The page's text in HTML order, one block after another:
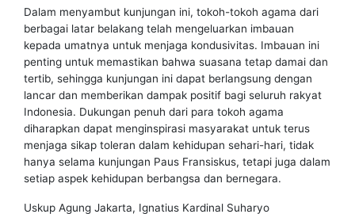
Dalam menyambut kunjungan ini, tokoh-tokoh agama dari
berbagai latar belakang telah mengeluarkan imbauan
kepada umatnya untuk menjaga kondusivitas. Imbauan ini
penting untuk memastikan bahwa suasana tetap damai dan
tertib, sehingga kunjungan ini dapat berlangsung dengan
lancar dan memberikan dampak positif bagi seluruh rakyat
Indonesia. Dukungan penuh dari para tokoh agama
diharapkan dapat menginspirasi masyarakat untuk terus
menjaga sikap toleran dalam kehidupan sehari-hari, tidak
hanya selama kunjungan Paus Fransiskus, tetapi juga dalam
setiap aspek kehidupan berbangsa dan bernegara.
Uskup Agung Jakarta, Ignatius Kardinal Suharyo